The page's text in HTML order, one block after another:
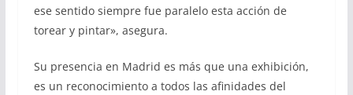
ese sentido siempre fue paralelo esta acción de
torear y pintar», asegura.
Su presencia en Madrid es más que una exhibición,
es un reconocimiento a todos las afinidades del